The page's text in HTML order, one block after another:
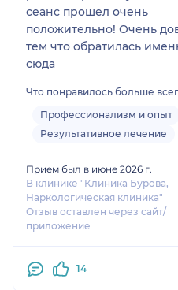
сеанс прошел очень
положительно! Очень
тем что обратилась
сюда
Что понравилось больше
Профессионализм и опыт
Результативное лечение
Прием был в июне 2026 г.
В клинике "Клиника Бурова,
Наркологическая клиника"
Отзыв оставлен через сайт/
приложение
14